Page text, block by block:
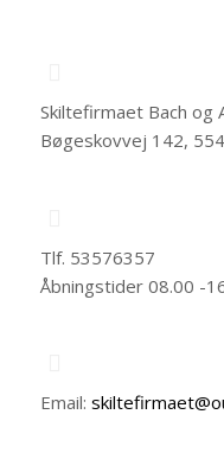
Skiltefirmaet Bach og
Bøgeskovvej 142,
Tlf. 53576357
Åbningstider 08.00 -
Email: